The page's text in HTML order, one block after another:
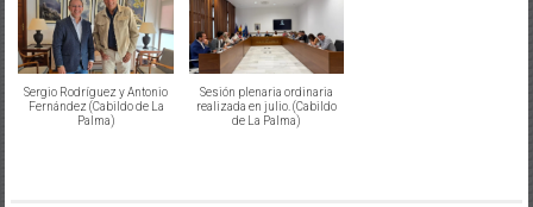
Sergio Rodríguez y Antonio
Fernández (Cabildo de La
Palma)
Sesión plenaria ordinaria
realizada en julio. (Cabildo
de La Palma)